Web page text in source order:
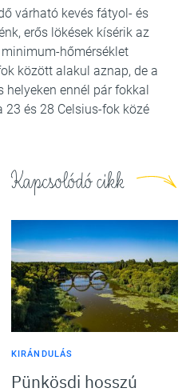
várható kevés fátyol- és
erős lökések kísérik az
hőmérséklet
között alakul aznap, de a
ennél pár fokkal
23 és 28 Celsius-fok közé
Kapcsolódó cikk
KIRÁNDULÁS
Pünkösdi hosszú